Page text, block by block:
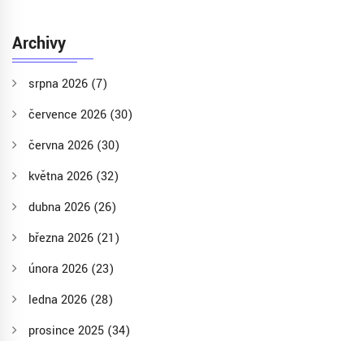
Archivy
srpna 2026 (7)
července 2026 (30)
června 2026 (30)
května 2026 (32)
dubna 2026 (26)
března 2026 (21)
února 2026 (23)
ledna 2026 (28)
prosince 2025 (34)